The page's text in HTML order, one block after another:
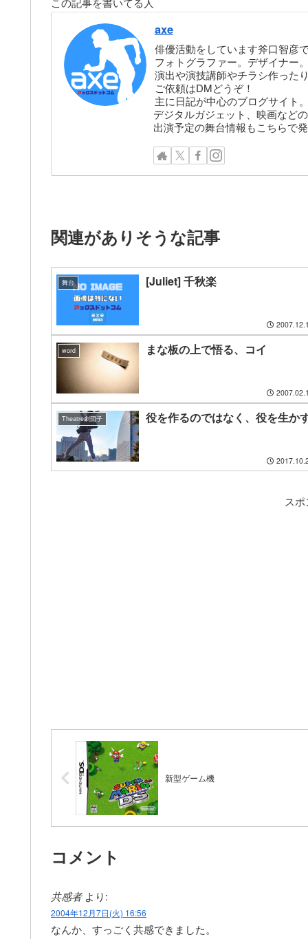
axe
俳優活動をしています斧口智彦
フォトグラファー。デザイナー
演出や演技講師やチラシ作った
ご依頼はDMどうぞ！
主に日記が中心のブログサイト
デジタルガジェット、映画など
出演予定の舞台情報もこちらで
関連がありそうな記事
舞台 [Juliet] 千秋楽
word まな板の上で悟る、コイ
Theatre劇団子 役を作るのではなく、役を生か
ス
新型ゲーム機
コメント
共感者 より:
2004年12月7日(火) 16:56
なんか、すっごく共感できました。